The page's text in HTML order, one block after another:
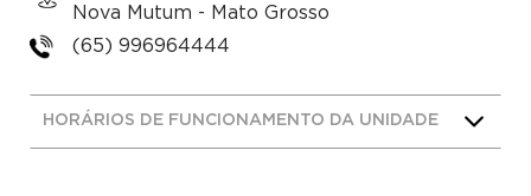
Nova Mutum - Mato Grosso
(65) 996964444
HORÁRIOS DE FUNCIONAMENTO DA UNIDADE